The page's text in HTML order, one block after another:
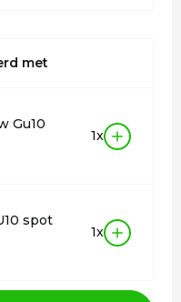
met
Gu10
1x
spot
1x